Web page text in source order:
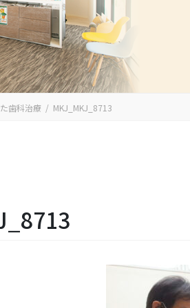
歯科治療 MKJ_MKJ_8713